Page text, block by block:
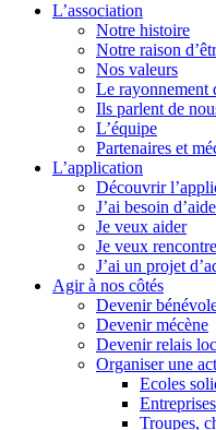
L’association
Notre histoire
Notre raison
Nos valeurs
Le rayonnement
Ils parlent de
L’équipe
Partenaires et
L’application
Découvrir
J’ai besoin
Je veux aider
Je veux
J’ai un projet
Agir à nos côtés
Devenir
Devenir mécène
Devenir relais
Organiser une
Ecoles
Troupes,